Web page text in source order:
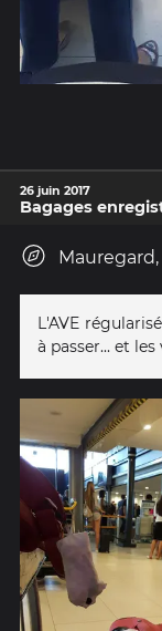
26 juin 2017
Bagages
L'AVE
à passer... et